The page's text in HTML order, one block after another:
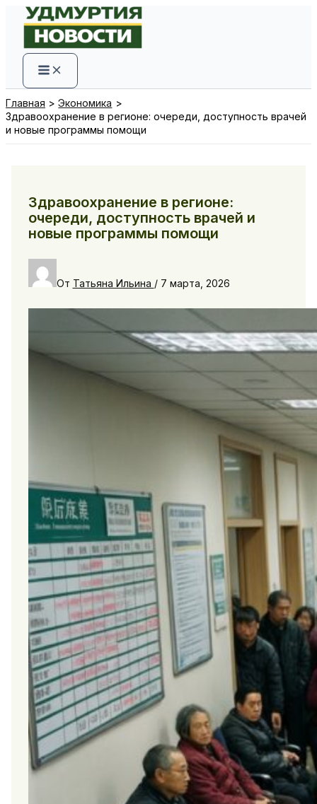
Перейти
содержимому
Главная
Экономика
Здравоохранение в регионе: очереди, доступность врачей
и новые программы помощи
Здравоохранение в регионе:
очереди, доступность врачей и
новые программы помощи
От Татьяна Ильина / 7 марта, 2026